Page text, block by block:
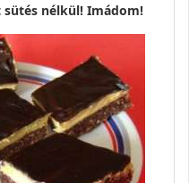
sütés nélkül! Imádom!